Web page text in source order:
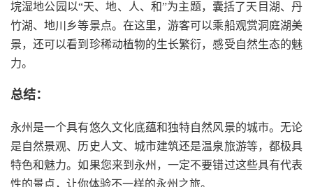
垸湿地公园以“天、地、人、和”为主题，囊括了天目湖、丹
竹湖、地川乡等景点。在这里，游客可以乘船观赏洞庭湖美
景，还可以看到珍稀动植物的生长繁衍，感受自然生态的魅
力。
总结：
永州是一个具有悠久文化底蕴和独特自然风景的城市。无论
是自然景观、历史人文、城市建筑还是温泉旅游等，都极具
特色和魅力。如果您来到永州，一定不要错过这些具有代表
性的景点，让你体验不一样的永州之旅。